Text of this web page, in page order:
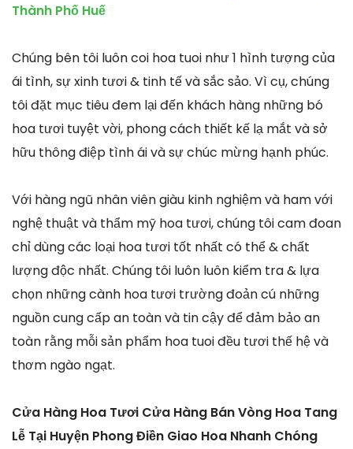
Thành Phố Huế
Chúng bên tôi luôn coi hoa tuoi như 1 hình tượng của
ái tình, sự xinh tươi & tinh tế và sắc sảo. Vì cụ, chúng
tôi đặt mục tiêu đem lại đến khách hàng những bó
hoa tươi tuyệt vời, phong cách thiết kế lạ mắt và sở
hữu thông điệp tình ái và sự chúc mừng hạnh phúc.
Với hàng ngũ nhân viên giàu kinh nghiệm và ham với
nghệ thuật và thẩm mỹ hoa tươi, chúng tôi cam đoan
chỉ dùng các loại hoa tươi tốt nhất có thể & chất
lượng độc nhất. Chúng tôi luôn luôn kiểm tra & lựa
chọn những cành hoa tươi trường đoản cú những
nguồn cung cấp an toàn và tin cậy để đảm bảo an
toàn rằng mỗi sản phẩm hoa tuoi đều tươi thế hệ và
thơm ngào ngạt.
Cửa Hàng Hoa Tươi Cửa Hàng Bán Vòng Hoa Tang
Lễ Tại Huyện Phong Điền Giao Hoa Nhanh Chóng